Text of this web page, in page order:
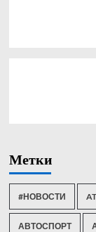
Метки
#НОВОСТИ
АВТОСПОРТ